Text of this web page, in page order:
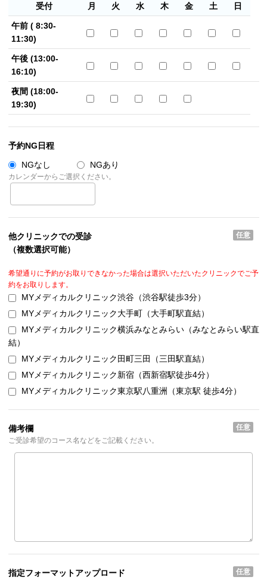
受付 月 火 水 木 金 土 日
午前 ( 8:30-
11:30)
午後 (13:00-
16:10)
夜間 (18:00-
19:30)
予約NG日程
NGなし
NGあり
カレンダーからご選択ください。
他クリニックでの受診
（複数選択可能）
任意
希望通りに予約がお取りできなかった場合は選択いただいたクリニックでご予
約をお取りします。
MYメディカルクリニック渋谷（渋谷駅徒歩3分）
MYメディカルクリニック大手町（大手町駅直結）
MYメディカルクリニック横浜みなとみらい（みなとみらい駅直
結）
MYメディカルクリニック田町三田（三田駅直結）
MYメディカルクリニック新宿（西新宿駅徒歩4分）
MYメディカルクリニック東京駅八重洲（東京駅 徒歩4分）
備考欄
ご受診希望のコース名などをご記載ください。
任意
指定フォーマットアップロード 任意